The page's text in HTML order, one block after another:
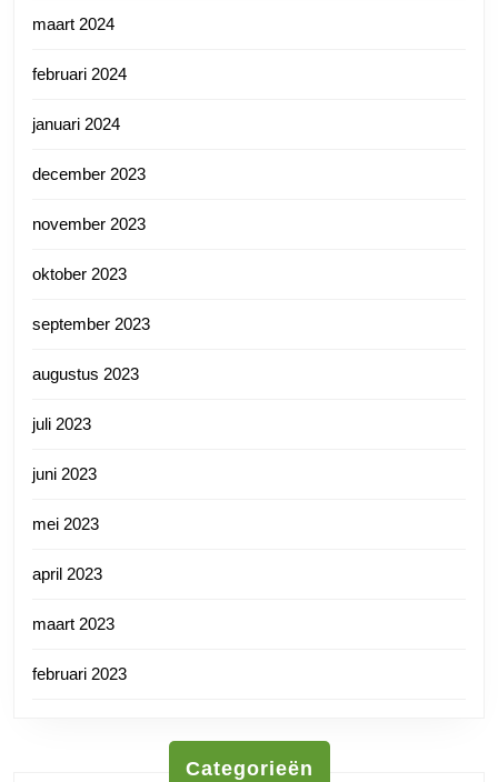
maart 2024
februari 2024
januari 2024
december 2023
november 2023
oktober 2023
september 2023
augustus 2023
juli 2023
juni 2023
mei 2023
april 2023
maart 2023
februari 2023
Categorieën